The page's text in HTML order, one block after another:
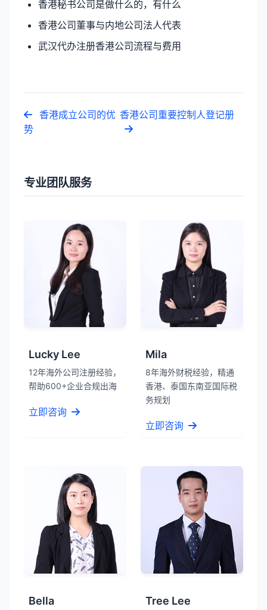
香港秘书公司是做什么的，有什么
香港公司董事与内地公司法人代表
武汉代办注册香港公司流程与费用
香港成立公司的优
势
香港公司重要控制人登记册
专业团队服务
Lucky Lee
12年海外公司注册经验，
帮助600+企业合规出海
立即咨询
Mila
8年海外财税经验，精通
香港、泰国东南亚国际税
务规划
立即咨询
Bella Tree Lee